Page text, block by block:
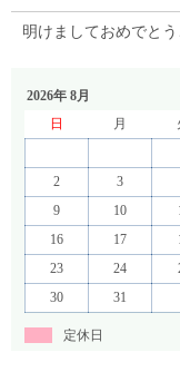
明けましておめでと
2026年 8月
日
月
2
3
9
10
16
17
23
24
30
31
定休日